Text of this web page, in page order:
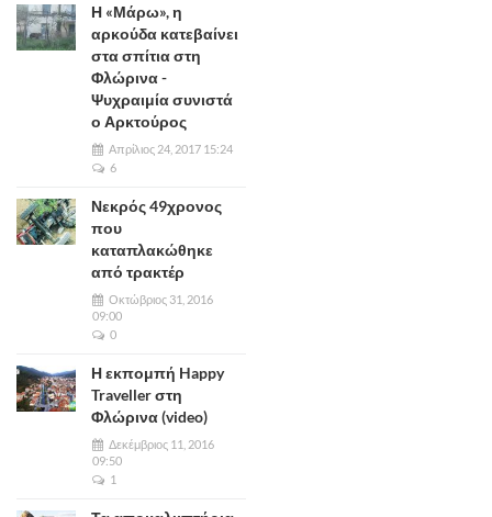
Η «Μάρω», η
αρκούδα κατεβαίνει
στα σπίτια στη
Φλώρινα -
Ψυχραιμία συνιστά
ο Αρκτούρος
Απρίλιος 24, 2017 15:24
6
Νεκρός 49χρονος
που
καταπλακώθηκε
από τρακτέρ
Οκτώβριος 31, 2016
09:00
0
Η εκπομπή Happy
Traveller στη
Φλώρινα (video)
Δεκέμβριος 11, 2016
09:50
1